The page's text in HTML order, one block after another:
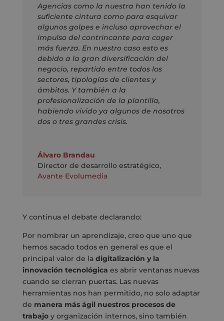
Agencias como la nuestra han tenido la
suficiente cintura como para esquivar
algunos golpes e incluso aprovechar el
impulso del contrincante para coger
más fuerza. En nuestro caso esto es
debido a la gran diversificación del
negocio, repartido entre todos los
sectores, tipologías de clientes y
ámbitos. Y también a la
profesionalización de la plantilla,
habiendo vivido ya algunos de nosotros
dos o tres grandes crisis.
Álvaro Brandau
Director de desarrollo estratégico,
Avante Evolumedia
Y continua el debate declarando:
Por nombrar un aprendizaje, creo que uno que
hemos sacado todos en general es que el
principal valor de la digitalización y la
innovación tecnológica es abrir ventanas nuevas
cuando se cierran puertas. Las nuevas
herramientas nos han permitido, no solo adaptar
de manera más ágil nuestros procesos de
trabajoy organización internos, sino también